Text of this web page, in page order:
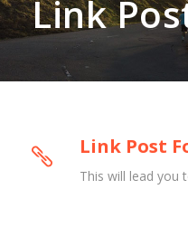
Link
Link Post
This will lead you